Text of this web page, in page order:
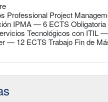
Professional Project
IPMA — 6 ECTS Obligatoria
Tecnológicos con ITIL
— 12 ECTS Trabajo Fin de